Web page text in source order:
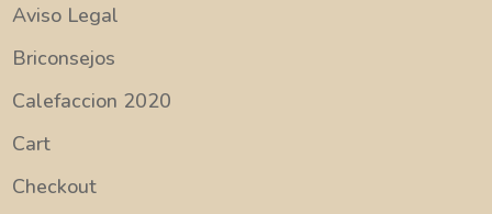
Aviso Legal
Briconsejos
Calefaccion 2020
Cart
Checkout